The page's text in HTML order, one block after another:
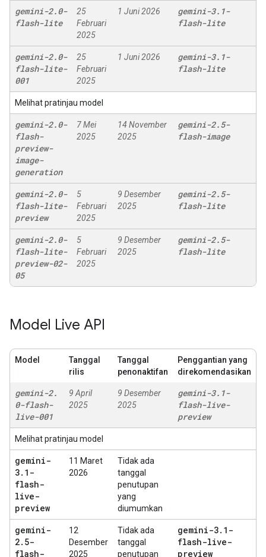
gemini-2.0-
flash-lite
25
Februari
2025
1 Juni 2026 gemini-3. 1-
flash-lite
gemini-2.0-
flash-lite-
001
25
Februari
2025
1 Juni 2026 gemini-3. 1-
flash-lite
Melihat pratinjau model
gemini-2.0-
flash-
preview-
image-
generation
7 Mei
2025
14 November
2025
gemini-2.5-
flash-image
gemini-2.0-
flash-lite-
preview
5
Februari
2025
9 Desember
2025
gemini-2.5-
flash-lite
gemini-2.0-
flash-lite-
preview-02-
05
5
Februari
2025
9 Desember
2025
gemini-2.5-
flash-lite
Model Live API
Model
Tanggal
rilis
Tanggal
penonaktifan
Penggantian yang
direkomendasikan
gemini-2.
0-flash-
live-001
9 April
2025
9 Desember
2025
gemini-3. 1-
flash-live-
preview
Melihat pratinjau model
gemini-
3. 1-
flash-
live-
preview
11 Maret
2026
Tidak ada
tanggal
penutupan
yang
diumumkan
gemini-
2. 5-
flash-
12
Desember
2025
Tidak ada
tanggal
penutupan
gemini-3. 1-
flash-live-
preview